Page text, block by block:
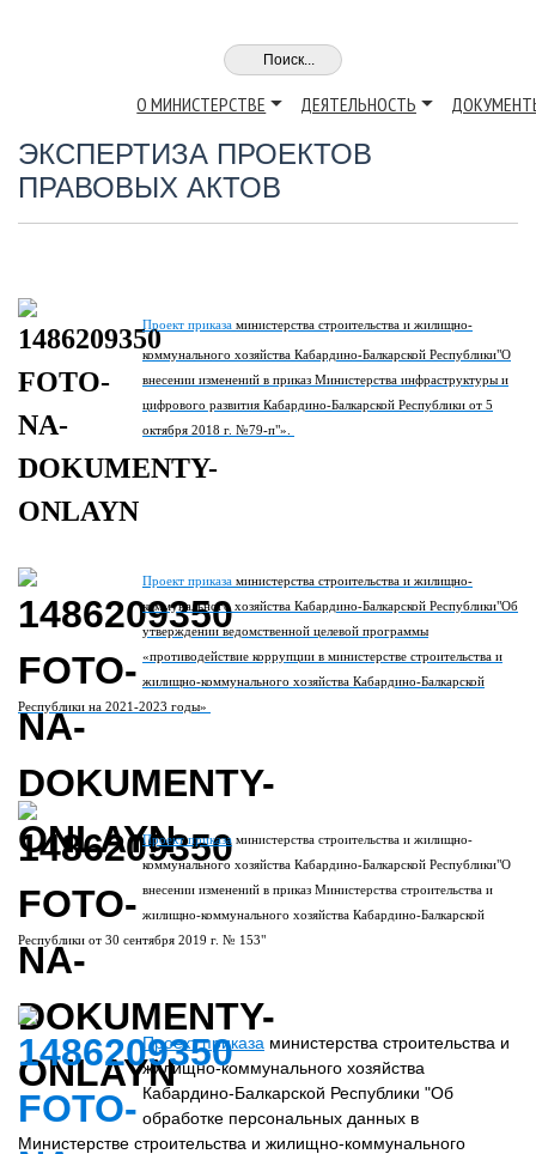
О МИНИСТЕРСТВЕ ДЕЯТЕЛЬНОСТЬ
ЭКСПЕРТИЗА ПРОЕКТОВ
ПРАВОВЫХ АКТОВ
Проект приказа министерства строительства и жилищно-
коммунального хозяйства Кабардино-Балкарской Республики"О
внесении изменений в приказ Министерства инфраструктуры и
цифрового развития Кабардино-Балкарской Республики от 5
октября 2018 г. №79-п"».
Проект приказа министерства строительства и жилищно-
коммунального хозяйства Кабардино-Балкарской Республики"Об
утверждении ведомственной целевой программы
«противодействие коррупции в министерстве строительства и
жилищно-коммунального хозяйства Кабардино-Балкарской
Республики на 2021-2023 годы»
Проект приказа министерства строительства и жилищно-
коммунального хозяйства Кабардино-Балкарской Республики"О
внесении изменений в приказ Министерства строительства и
жилищно-коммунального хозяйства Кабардино-Балкарской
Республики от 30 сентября 2019 г. № 153"
Проект приказа министерства строительства и
жилищно-коммунального хозяйства
Кабардино-Балкарской Республики "Об
обработке персональных данных в
Министерстве строительства и жилищно-коммунального